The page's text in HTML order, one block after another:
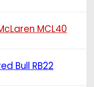
MCL40
Bull RB22